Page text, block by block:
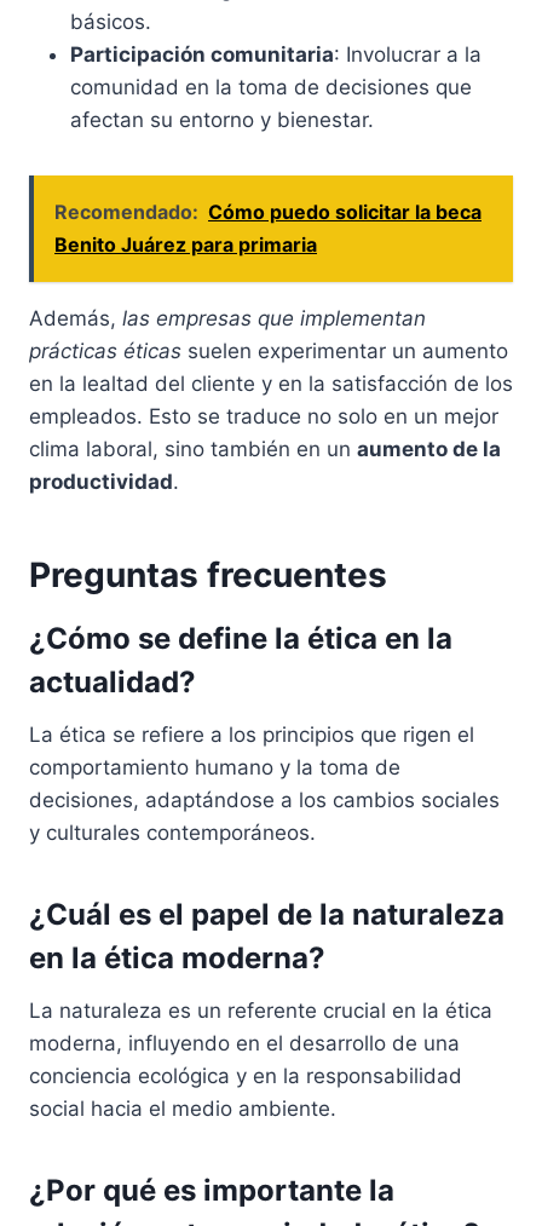
básicos.
Participación comunitaria: Involucrar a la
comunidad en la toma de decisiones que
afectan su entorno y bienestar.
Recomendado: Cómo puedo solicitar la beca
Benito Juárez para primaria
Además, las empresas que implementan
prácticas éticas suelen experimentar un aumento
en la lealtad del cliente y en la satisfacción de los
empleados. Esto se traduce no solo en un mejor
clima laboral, sino también en un aumento de la
productividad.
Preguntas frecuentes
¿Cómo se define la ética en la
actualidad?
La ética se refiere a los principios que rigen el
comportamiento humano y la toma de
decisiones, adaptándose a los cambios sociales
y culturales contemporáneos.
¿Cuál es el papel de la naturaleza
en la ética moderna?
La naturaleza es un referente crucial en la ética
moderna, influyendo en el desarrollo de una
conciencia ecológica y en la responsabilidad
social hacia el medio ambiente.
¿Por qué es importante la